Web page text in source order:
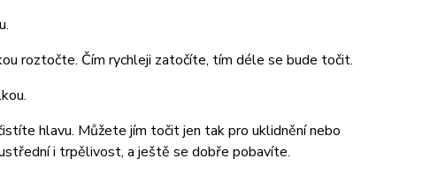
roztočte. Čím rychleji zatočíte, tím déle se bude točit.
hlavu. Můžete jím točit jen tak pro uklidnění nebo
i trpělivost, a ještě se dobře pobavíte.